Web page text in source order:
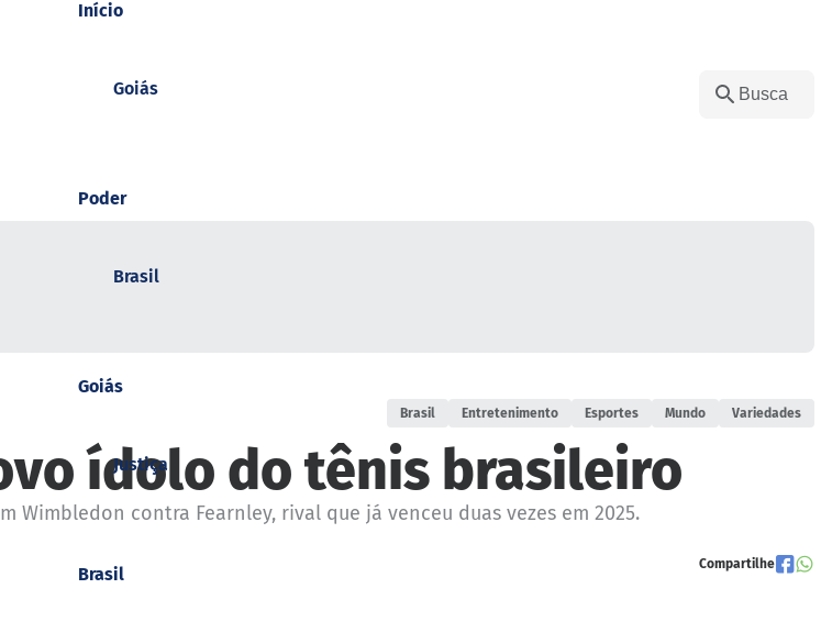
Goiás
Brasil
Justiça
Início
Poder
Goiás
Brasil
Brasil Entretenimento Esportes Mundo Variedades
ídolo do tênis brasileiro
Wimbledon contra Fearnley, rival que já venceu duas vezes em 2025.
Compartilhe